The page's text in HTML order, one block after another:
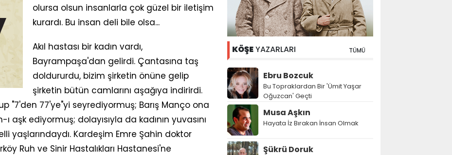
olursa olsun insanlarla çok güzel bir iletişim
kurardı. Bu insan deli bile olsa...
Akıl hastası bir kadın vardı,
Bayrampaşa'dan gelirdi. Çantasına taş
doldururdu, bizim şirketin önüne gelip
şirketin bütün camlarını aşağıya indirirdi.
"7'den 77'ye"yi seyrediyormuş; Barış Manço ona
aşk ediyormuş; dolayısıyla da kadının yuvasını
elli yaşlarındaydı. Kardeşim Emre Şahin doktor
Ruh ve Sinir Hastalıkları Hastanesi'ne
KÖŞEYAZARLARI TÜMÜ
Ebru Bozcuk
Bu Topraklardan Bir 'Ümit Yaşar
Oğuzcan' Geçti
Musa Aşkın
Hayata İz Bırakan İnsan Olmak
Şükrü Doruk